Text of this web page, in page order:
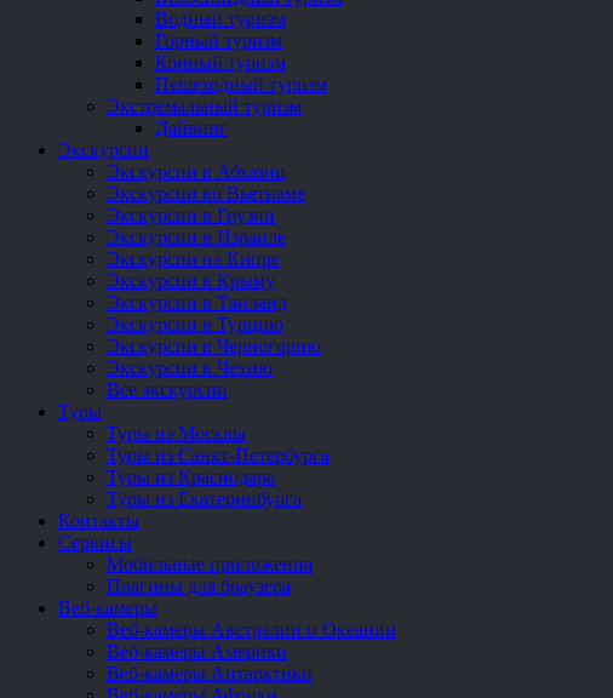
Водный туризм
Горный туризм
Конный туризм
Пешеходный туризм
Экстремальный туризм
Дайвинг
Экскурсии
Экскурсии в Абхазии
Экскурсии во Вьетнаме
Экскурсии в Грузии
Экскурсии в Израиле
Экскурсии на Кипре
Экскурсии в Крыму
Экскурсии в Таиланд
Экскурсии в Турцию
Экскурсии в Черногорию
Экскурсии в Чехию
Все экскурсии
Туры
Туры из Москвы
Туры из Санкт-Петербурга
Туры из Краснодара
Туры из Екатеринбурга
Контакты
Сервисы
Мобильные приложения
Плагины для браузера
Веб-камеры
Веб-камеры Австралии и Океании
Веб-камеры Америки
Веб-камеры Антарктики